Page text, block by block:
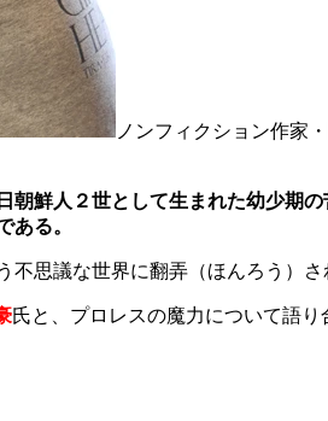
ノンフィクション作家
鮮人２世として生まれた幼少期
ある。
思議な世界に翻弄（ほんろう）
氏と、プロレスの魔力について語り